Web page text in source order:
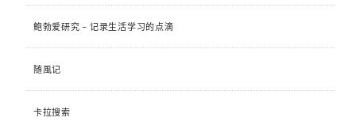
鲍勃爱研究 – 记录生活学习的点滴
随風记
卡拉搜索